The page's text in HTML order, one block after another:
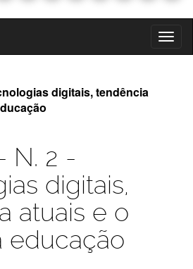
digitais, tendência
N. 2 -
digitais,
atuais e o
educação